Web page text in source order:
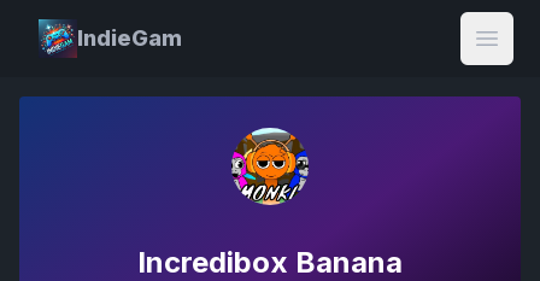
IndieGam
Open
Incredibox Banana